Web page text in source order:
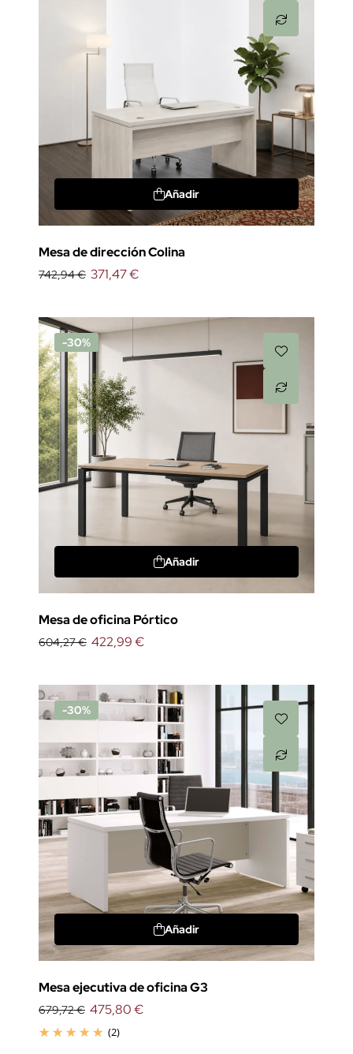
Añadir
Mesa de dirección Colina
742,94 € 371,47 €
-30%
Añadir
Mesa de oficina Pórtico
604,27 € 422,99 €
-30%
Añadir
Mesa ejecutiva de oficina G3
679,72 €
(2)
475,80 €